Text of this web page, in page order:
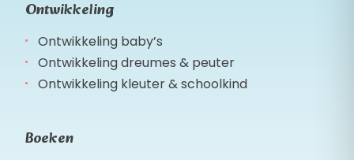
Ontwikkeling
Ontwikkeling baby’s
Ontwikkeling dreumes & peuter
Ontwikkeling kleuter & schoolkind
Boeken